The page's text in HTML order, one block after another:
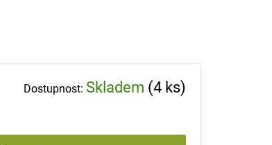
Skladem (4 ks)